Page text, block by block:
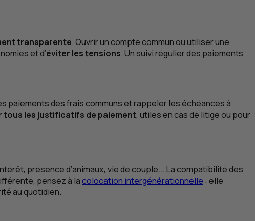
transparente. Ouvrir un compte commun ou utiliser une
et d’éviter les tensions. Un suivi régulier des paiements
paiements des frais communs et rappeler les échéances à
tous les justificatifs de paiement, utiles en cas de litige ou pour
présence d’animaux, vie de couple... La compatibilité des
pensez à lacolocation intergénérationnelle : elle
au quotidien.